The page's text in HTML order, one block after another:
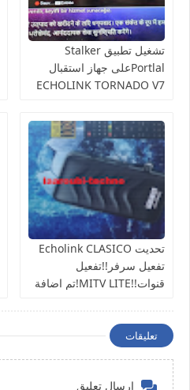
تشغيل تطبيق Stalker
Portlalعلى جهاز استقبال
ECHOLINK TORNADO V7
تحديت Echolink CLASICO
تفعيل سرفر!!تفعيل
قنوات!!MITV LITE!تم اضافة
تعليقات
إرسال تعليق